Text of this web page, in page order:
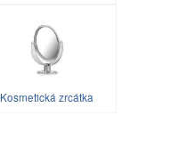
Kosmetická zrcátka